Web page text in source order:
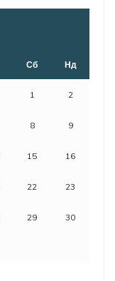
Сб Нд
1 2
8 9
15 16
22 23
29 30